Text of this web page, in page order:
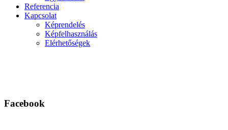
Referencia
Kapcsolat
Képrendelés
Képfelhasználás
Elérhetőségek
Facebook